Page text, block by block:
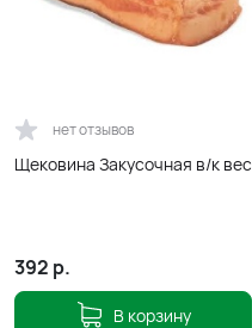
нет отзывов
Щековина Закусочная в/к вес
392 р.
В корзину